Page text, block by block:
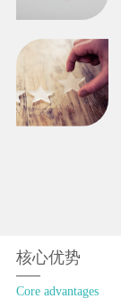
核心优势
Core advantages